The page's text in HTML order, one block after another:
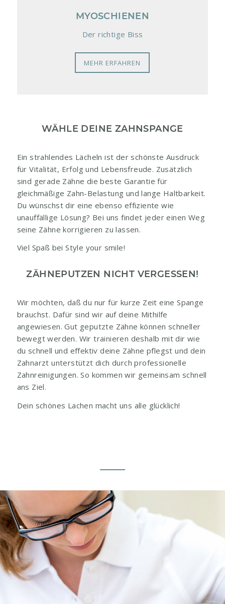
MYOSCHIENEN
Der richtige Biss
MEHR ERFAHREN
WÄHLE DEINE ZAHNSPANGE
Ein strahlendes Lächeln ist der schönste Ausdruck
für Vitalität, Erfolg und Lebensfreude. Zusätzlich
sind gerade Zähne die beste Garantie für
gleichmäßige Zahn-Belastung und lange Haltbarkeit.
Du wünschst dir eine ebenso effiziente wie
unauffällige Lösung? Bei uns findet jeder einen Weg
seine Zähne korrigieren zu lassen.
Viel Spaß bei Style your smile!
ZÄHNEPUTZEN NICHT VERGESSEN!
Wir möchten, daß du nur für kurze Zeit eine Spange
brauchst. Dafür sind wir auf deine Mithilfe
angewiesen. Gut geputzte Zähne können schneller
bewegt werden. Wir trainieren deshalb mit dir wie
du schnell und effektiv deine Zähne pflegst und dein
Zahnarzt unterstützt dich durch professionelle
Zahnreinigungen. So kommen wir gemeinsam schnell
ans Ziel.
Dein schönes Lachen macht uns alle glücklich!